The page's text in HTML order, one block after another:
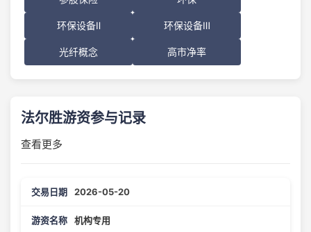
环保设备Ⅱ 环保设备Ⅲ
光纤概念 高市净率
法尔胜游资参与记录
查看更多
2026-05-20
机构专用